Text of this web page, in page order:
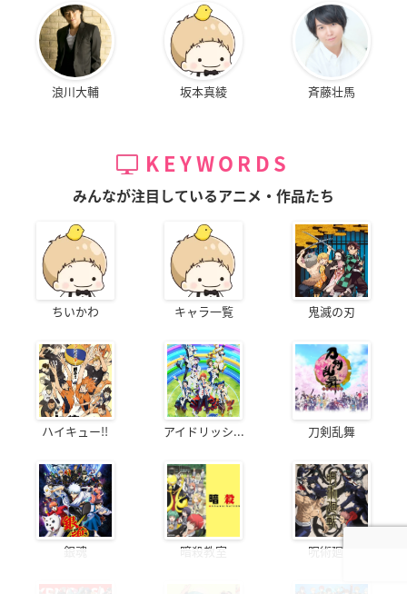
浪川大輔 坂本真綾 斉藤壮馬
KEYWORDS
みんなが注目しているアニメ・作品たち
ちいかわ キャラ一覧 鬼滅の刃
ハイキュー!! アイドリッシ... 刀剣乱舞
銀魂 暗殺教室 呪術廻戦